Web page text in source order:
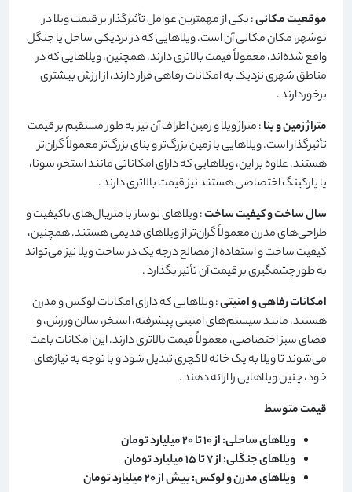
موقعیت مکانی: یکی از مهمترین عوامل تأثیرگذار بر قیمت ویلا در
نوشهر، مکان مکانی آن است. ویلاهایی که در نزدیکی ساحل یا جنگل
واقع شده‌اند، معمولاً قیمت بالاتری دارند. همچنین، ویلاهایی که در
مناطق شهری نزدیک به امکانات رفاهی قرار دارند، از ارزش بیشتری
برخوردارند.
متراژ زمین و بنا: متراژ ویلا و زمین اطراف آن نیز به طور مستقیم بر قیمت
تأثیرگذار است. ویلاهایی با زمین بزرگ‌تر و بنای بزرگ‌تر معمولاً گران‌تر
هستند. علاوه بر این، ویلاهایی که دارای امکاناتی مانند استخر، سونا،
یا پارکینگ اختصاصی هستند نیز قیمت بالاتری دارند.
سال ساخت و کیفیت ساخت: ویلاهای نوساز با متریال‌های باکیفیت و
طراحی‌های مدرن معمولاً گران‌تر از ویلاهای قدیمی هستند. همچنین،
کیفیت ساخت و استفاده از مصالح درجه یک در ساخت ویلا نیز می‌تواند
به طور چشمگیری بر قیمت آن تأثیر بگذارد.
امکانات رفاهی و امنیتی: ویلاهایی که دارای امکانات لوکس و مدرن
هستند، مانند سیستم‌های امنیتی پیشرفته، استخر، سالن ورزش، و
فضای سبز اختصاصی، معمولاً قیمت بالاتری دارند. این امکانات باعث
می‌شوند تا ویلا به یک خانه لاکچری تبدیل شود و با توجه به نیازهای
خود، چنین ویلاهایی را ارائه دهند.
قیمت متوسط
ویلاهای ساحلی: از 10 تا 20 میلیارد تومان
ویلاهای جنگلی: از 7 تا 15 میلیارد تومان
ویلاهای مدرن و لوکس: بیش از 20 میلیارد تومان